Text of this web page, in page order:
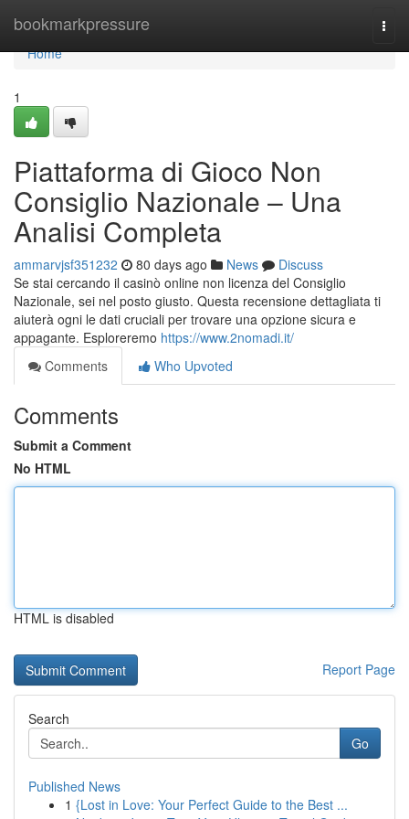
bookmarkpressure
Home
Home
1
Piattaforma di Gioco Non
Consiglio Nazionale – Una
Analisi Completa
ammarvjsf351232 80 days ago News
Discuss
Se stai cercando il casinò online non licenza del Consiglio
Nazionale, sei nel posto giusto. Questa recensione dettagliata ti
aiuterà ogni le dati cruciali per trovare una opzione sicura e
appagante. Esploreremo https://www.2nomadi.it/
Comments
Who Upvoted
Comments
Submit a Comment
No HTML
HTML is disabled
Report Page
Search
Go
Published News
1 {Lost in Love: Your Perfect Guide to the Best ...